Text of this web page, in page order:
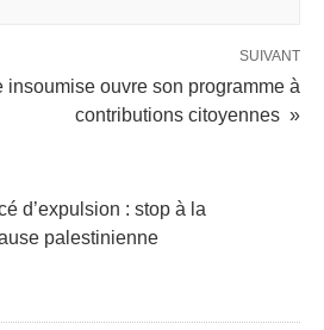
SUIVANT
insoumise ouvre son programme à
contributions citoyennes »
d’expulsion : stop à la
palestinienne